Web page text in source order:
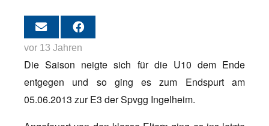
vor 13 Jahren
Die Saison neigte sich für die U10 dem Ende
entgegen und so ging es zum Endspurt am
05.06.2013 zur E3 der Spvgg Ingelheim.